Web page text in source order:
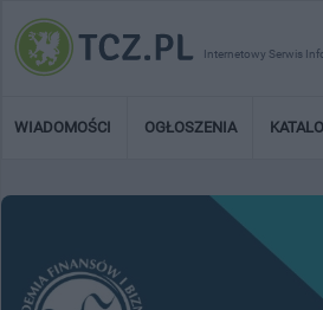
Internetowy Serwis
WIADOMOŚCI OGŁOSZENIA